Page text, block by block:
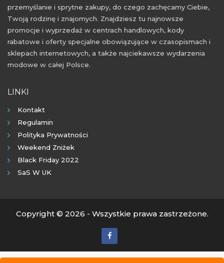
przemyślanie i sprytne zakupy, do czego zachęcamy Ciebie,
Twoją rodzinę i znajomych. Znajdziesz tu najnowsze
promocje i wyprzedaż w centrach handlowych, kody
rabatowe i oferty specjalne obowiązujące w czasopismach i
sklepach internetowych, a także najciekawsze wydarzenia
modowe w całej Polsce.
LINKI
Kontakt
Regulamin
Polityka Prywatności
Weekend Zniżek
Black Friday 2022
SaS W UK
Copyright © 2026 - Wszystkie prawa zastrzeżone.